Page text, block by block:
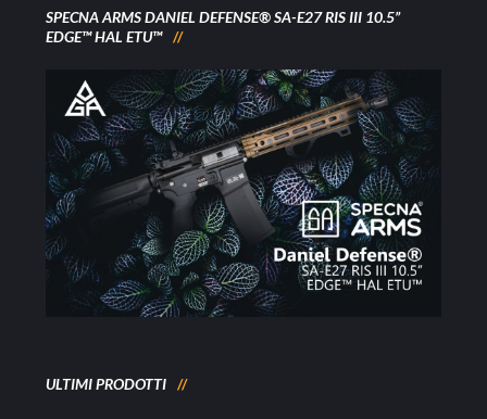
SPECNA ARMS DANIEL DEFENSE® SA-E27 RIS III 10.5”
EDGE™ HAL ETU™
ULTIMI PRODOTTI